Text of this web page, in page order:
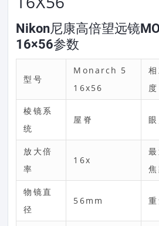
Nikon尼康高倍望远镜
16×56参数
型号
Monarch 5
16x56
度
棱镜系
统
屋脊
放大倍
率
16x
物镜直
径
56mm